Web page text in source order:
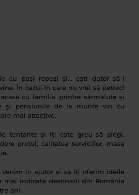
cu pași repezi și… ești dator să-l
În cazul în care nu vrei să petreci
cu familia, printre sărmăluțe și
și pensiunile de la munte vin cu
mai atractive.
tentante și îți este greu să alegi.
prețul, calitatea serviciilor, masa
venim în ajutor și să îți oferim ideile
mai indicate destinații din România
ani.